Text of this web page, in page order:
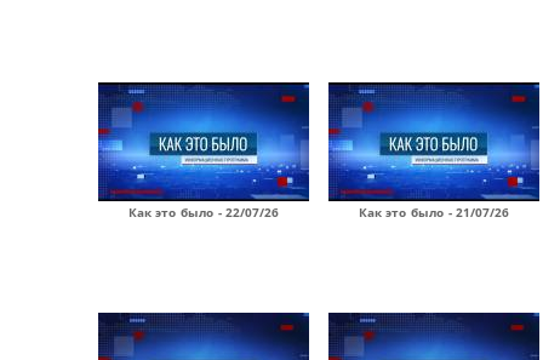
Как это было - 22/07/26 Как это было - 21/07/26